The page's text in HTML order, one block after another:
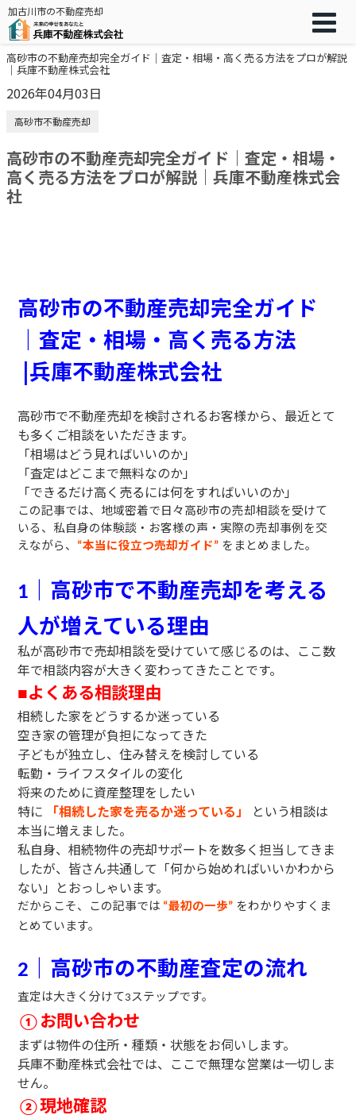
加古川市の不動産売却
高砂市の不動産売却完全ガイド｜査定・相場・高く売る方法をプロが解説
｜兵庫不動産株式会社
2026年04月03日
高砂市不動産売却
高砂市の不動産売却完全ガイド｜査定・相場・
高く売る方法をプロが解説｜兵庫不動産株式会
社
高砂市の不動産売却完全ガイド
｜査定・相場・高く売る方法
|兵庫不動産株式会社
高砂市で不動産売却を検討されるお客様から、最近とて
も多くご相談をいただきます。
「相場はどう見ればいいのか」
「査定はどこまで無料なのか」
「できるだけ高く売るには何をすればいいのか」
この記事では、地域密着で日々高砂市の売却相談を受けて
いる、私自身の体験談・お客様の声・実際の売却事例を交
えながら、
“本当に役立つ売却ガイド ” をまとめました。
1 ｜高砂市で不動産売却を考える
人が増えている理由
私が高砂市で売却相談を受けていて感じるのは、ここ数
年で相談内容が大きく変わってきたことです。
■よくある相談理由
相続した家をどうするか迷っている
空き家の管理が負担になってきた
子どもが独立し、住み替えを検討している
転勤・ライフスタイルの変化
将来のために資産整理をしたい
特に
「相続した家を売るか迷っている」
という相談は
本当に増えました。
私自身、相続物件の売却サポートを数多く担当してきま
したが、皆さん共通して「何から始めればいいかわから
ない」とおっしゃいます。
だからこそ、この記事では “最初の一歩” をわかりやすくま
とめています。
2 ｜高砂市の不動産査定の流れ
査定は大きく分けて3 ステップです。
① お問い合わせ
まずは物件の住所・種類・状態をお伺いします。
兵庫不動産株式会社では、ここで無理な営業は一切しま
せん。
②現地確認